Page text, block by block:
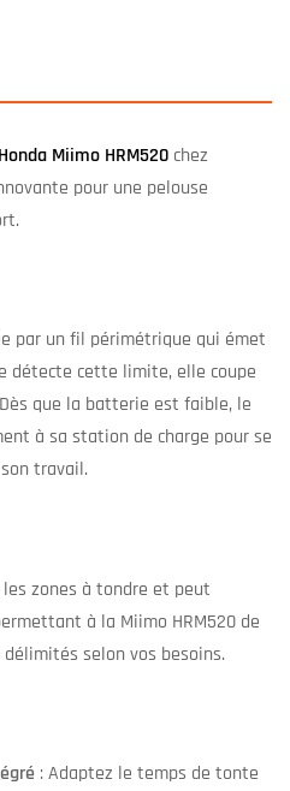
Miimo HRM520 chez
pour une pelouse
par un fil périmétrique qui émet
détecte cette limite, elle coupe
que la batterie est faible, le
à sa station de charge pour se
travail.
zones à tondre et peut
à la Miimo HRM520 de
selon vos besoins.
: Adaptez le temps de tonte